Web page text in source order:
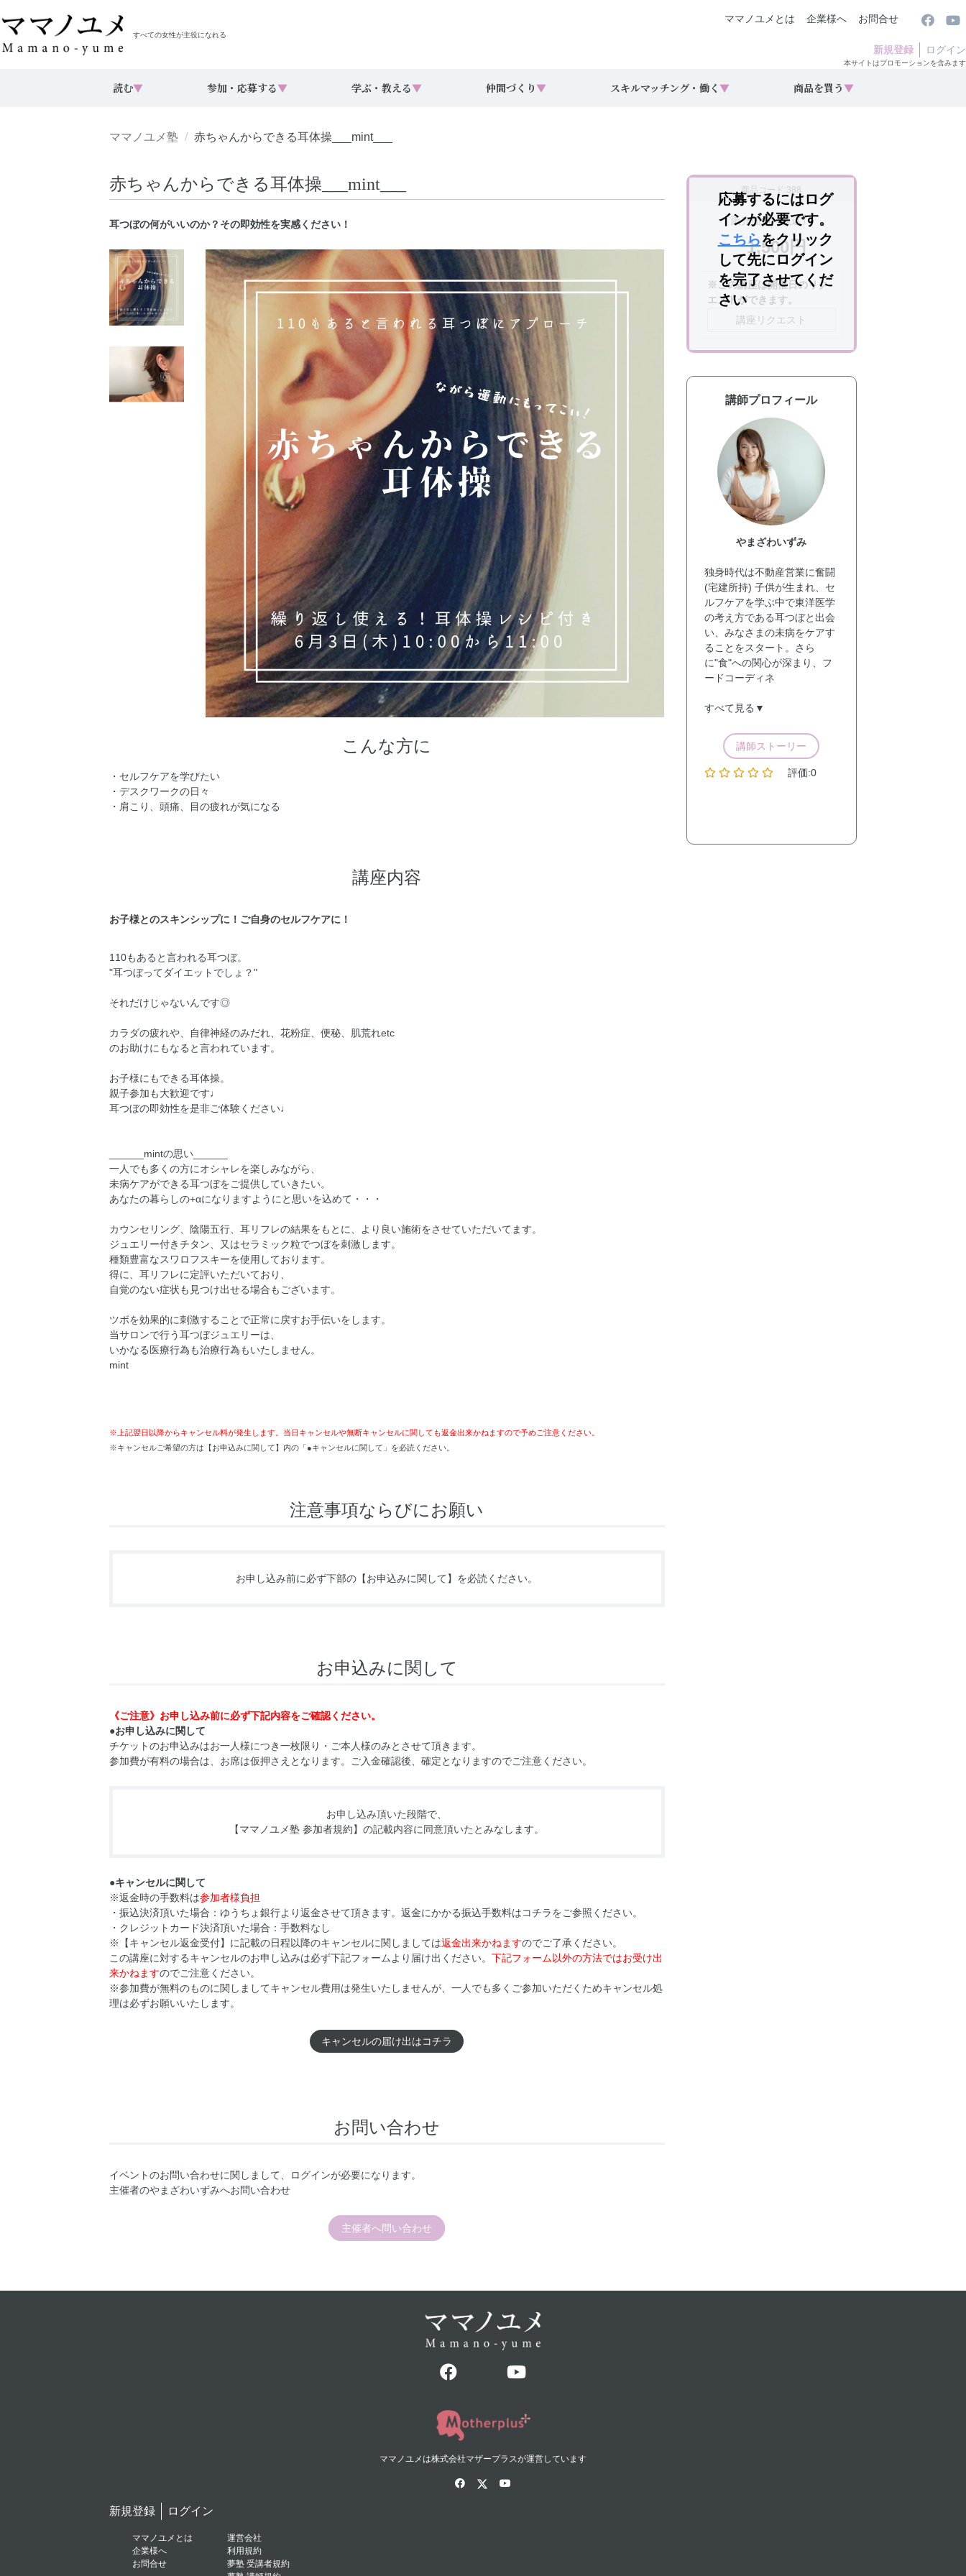
すべての女性が主役になれる
ママノユメとは 企業様へ お問合せ
新規登録 ログイン
本サイトはプロモーションを含みます
読む▼ 参加・応募する▼ 学ぶ・教える▼ 仲間づくり ▼ スキルマッチング・働く ▼ 商品を買う ▼
ママノユメ塾 赤ちゃんからできる耳体操___mint___
赤ちゃんからできる耳体操___mint___
耳つぼの何がいいのか？その即効性を実感ください！
こんな方に
・セルフケアを学びたい
・デスクワークの日々
・肩こり、頭痛、目の疲れが気になる
講座内容
お子様とのスキンシップに！ご自身のセルフケアに！
110もあると言われる耳つぼ。
"耳つぼってダイエットでしょ？"
それだけじゃないんです◎
カラダの疲れや、自律神経のみだれ、花粉症、便秘、肌荒れetc
のお助けにもなると言われています。
お子様にもできる耳体操。
親子参加も大歓迎です♩
耳つぼの即効性を是非ご体験ください♩
______mintの思い______
一人でも多くの方にオシャレを楽しみながら、
未病ケアができる耳つぼをご提供していきたい。
あなたの暮らしの+αになりますようにと思いを込めて・・・
カウンセリング、陰陽五行、耳リフレの結果をもとに、より良い施術をさせていただいてます。
ジュエリー付きチタン、又はセラミック粒でつぼを刺激します。
種類豊富なスワロフスキーを使用しております。
得に、耳リフレに定評いただいており、
自覚のない症状も見つけ出せる場合もございます。
ツボを効果的に刺激することで正常に戻すお手伝いをします。
当サロンで行う耳つぼジュエリーは、
いかなる医療行為も治療行為もいたしません。
mint
※上記翌日以降からキャンセル料が発生します。当日キャンセルや無断キャンセルに関しても返金出来かねますので予めご注意ください。
※キャンセルご希望の方は【お申込みに関して】内の「●キャンセルに関して」を必読ください。
注意事項ならびにお願い
お申し込み前に必ず下部の 【お申込みに関して】 を必読ください。
お申込みに関して
《ご注意》お申し込み前に必ず下記内容をご確認ください。
●お申し込みに関して
チケットのお申込みはお一人様につき一枚限り・ご本人様のみとさせて頂きます。
参加費が有料の場合は、お席は仮押さえとなります。ご入金確認後、確定となりますのでご注意ください。
お申し込み頂いた段階で、
【ママノユメ塾 参加者規約】の記載内容に同意頂いたとみなします。
●キャンセルに関して
※返金時の手数料は参加者様負担
・振込決済頂いた場合：ゆうちょ銀行より返金させて頂きます。返金にかかる振込手数料はコチラをご参照ください。
・クレジットカード決済頂いた場合：手数料なし
※【キャンセル返金受付】に記載の日程以降のキャンセルに関しましては返金出来かねますのでご了承ください。
この講座に対するキャンセルのお申し込みは必ず下記フォームより届け出ください。 下記フォーム以外の方法ではお受け出
来かねますのでご注意ください。
※参加費が無料のものに関しましてキャンセル費用は発生いたしませんが、一人でも多くご参加いただくためキャンセル処
理は必ずお願いいたします。
キャンセルの届け出はコチラ
お問い合わせ
イベントのお問い合わせに関しまして、ログインが必要になります。
主催者のやまざわいずみへお問い合わせ
主催者へ問い合わせ
商品コード:388
販売価格（税込）
1,500円
※この講座は開催日のリク
エストができます。
講座リクエスト
応募するにはログ
インが必要です。
こちらをクリック
して先にログイン
を完了させてくだ
さい
講師プロフィール
やまざわいずみ
独身時代は不動産営業に奮闘
(宅建所持) 子供が生まれ、セ
ルフケアを学ぶ中で東洋医学
の考え方である耳つぼと出会
い、みなさまの未病をケアす
ることをスタート。さら
に"食"への関心が深まり、フ
ードコーディネ
すべて見る▼
講師ストーリー
評価:0
ママノユメは株式会社マザープラスが運営しています
新規登録 ログイン
ママノユメとは
企業様へ
お問合せ
運営会社
利用規約
夢塾 受講者規約